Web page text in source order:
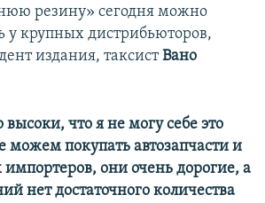
резину» сегодня можно
у крупных дистрибьюторов,
издания, таксистВано
что я не могу себе это
можем покупать автозапчасти и
они очень дорогие, а
нет достаточного количества